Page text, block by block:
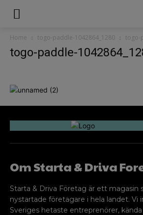
Home togo-paddle-1042864_1280 togo-
togo-paddle-
Om Starta & Driva
Starta & Driva Företag är ett magasin
nystartade företagare i hela landet. Vi
Sveriges hetaste entreprenörer,